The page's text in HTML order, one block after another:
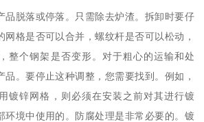
品脱落或停落。只需除去炉渣。拆卸时要仔
网格是否可以合并，螺纹杆是否可以松动，
整个钢架是否变形。对于粗心的运输和处
品。要停止这种调整，您需要找到。例如，
镀锌网格，则必须在安装之前对其进行镀
环境中使用的。防腐处理是非常必要的。镀